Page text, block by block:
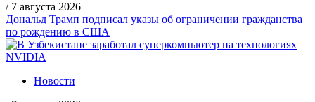
/ 7 августа 2026
Дональд Трамп подписал указы об ограничении гражданства
по рождению в США
Новости